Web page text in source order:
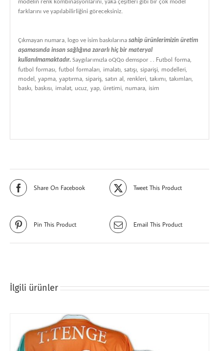
modelin renk kombinasyonlarını, yaka çeşitleri gibi bir çok model
farklarını ve yapılabilirliğini göreceksiniz.
Çıkmayan numara, logo ve isim baskılarınasahip ürünlerimizin üretim
aşamasında insan sağlığına zararlı hiç bir materyal
kullanılmamaktadır. Saygılarımızla oQQo demspor .. Futbol forma,
futbol forması, futbol formaları, imalatı, satışı, siparişi, modelleri,
model, yapma, yaptırma, sipariş, satın al, renkleri, takımı, takımları,
baskı, baskısı, imalat, ucuz, yap, üretimi, numara, isim
Share On Facebook Tweet This Product
Pin This Product Email This Product
İlgili ürünler